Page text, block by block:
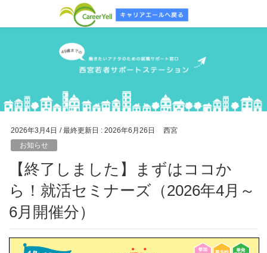
2026年3月4日 / 最終更新日 : 2026年6月26日
西宮
お知らせ
【終了しました】まずはココか
ら！就活セミナーズ（2026年4月～
6月開催分）